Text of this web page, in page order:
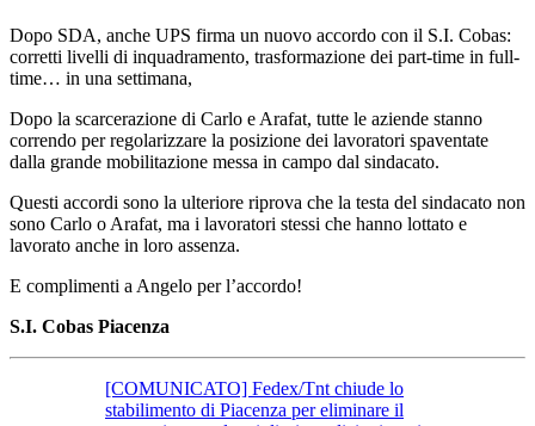
Dopo SDA, anche UPS firma un nuovo accordo con il S.I. Cobas:
corretti livelli di inquadramento, trasformazione dei part-time in full-
time… in una settimana,
Dopo la scarcerazione di Carlo e Arafat, tutte le aziende stanno
correndo per regolarizzare la posizione dei lavoratori spaventate
dalla grande mobilitazione messa in campo dal sindacato.
Questi accordi sono la ulteriore riprova che la testa del sindacato non
sono Carlo o Arafat, ma i lavoratori stessi che hanno lottato e
lavorato anche in loro assenza.
E complimenti a Angelo per l’accordo!
S.I. Cobas Piacenza
[COMUNICATO] Fedex/Tnt chiude lo
stabilimento di Piacenza per eliminare il